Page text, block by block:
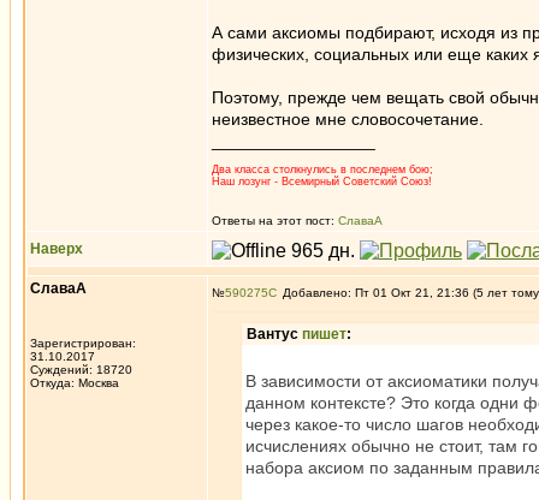
А сами аксиомы подбирают, исходя из
физических, социальных или еще каких
Поэтому, прежде чем вещать свой
неизвестное мне словосочетание.
Два класса столкнулись в последнем бою;
Наш лозунг - Всемирный Советский Союз!
Ответы на этот пост: СлаваА
Наверх
СлаваА
Зарегистрирован:
31.10.2017
Суждений: 18720
Откуда: Москва
№590275 Добавлено: Пт 01 Окт 21, 21:36 (5 лет
Вантус пишет:
В зависимости от аксиоматики
данном контексте? Это когда одни
через какое-то число шагов
исчислениях обычно не стоит, там
набора аксиом по заданным